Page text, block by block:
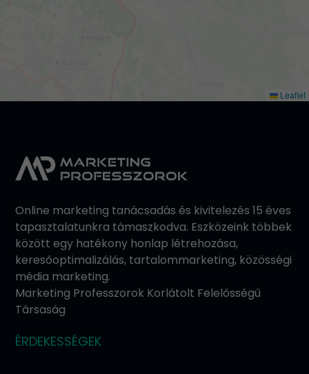
Leaflet
Online marketing tanácsadás és kivitelezés 15 éves
tapasztalatunkra támaszkodva. Eszközeink többek
között egy hatékony honlap létrehozása,
keresőoptimalizálás, tartalommarketing, közösségi
média marketing.
Marketing Professzorok Korlátolt Felelősségű
Társaság
ÉRDEKESSÉGEK